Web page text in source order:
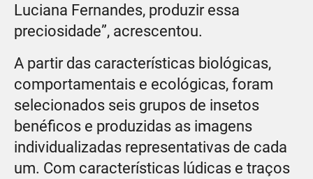
Luciana Fernandes, produzir essa
preciosidade”, acrescentou.
A partir das características biológicas,
comportamentais e ecológicas, foram
selecionados seis grupos de insetos
benéficos e produzidas as imagens
individualizadas representativas de cada
um. Com características lúdicas e traços